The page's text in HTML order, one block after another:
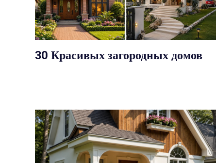
30 Красивых загородных домов